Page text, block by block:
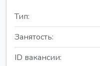
Тип:
Занятость:
ID вакансии: